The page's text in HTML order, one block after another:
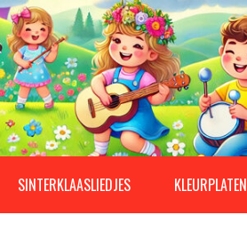
SINTERKLAASLIEDJES KLEURPLATEN